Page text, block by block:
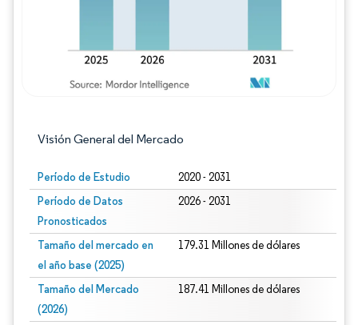
Visión General del Mercado
Período de Estudio 2020 - 2031
Período de Datos
Pronosticados
2026 - 2031
Tamaño del mercado en
el año base (2025)
179.31 Millones de dólares
Tamaño del Mercado
(2026)
187.41 Millones de dólares